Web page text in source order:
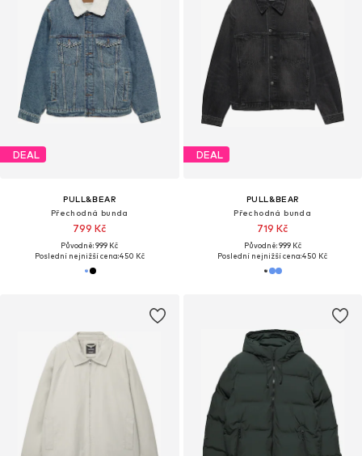
DEAL
PULL&BEAR
Přechodná bunda
799 Kč
Původně: 999 Kč
Poslední nejnižší cena:450 Kč
DEAL
PULL&BEAR
Přechodná bunda
719 Kč
Původně: 999 Kč
Poslední nejnižší cena:450 Kč